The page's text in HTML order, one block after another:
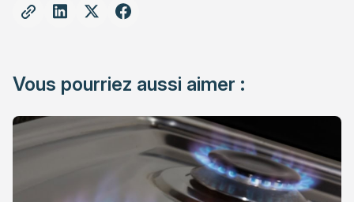
Vous pourriez aussi aimer :